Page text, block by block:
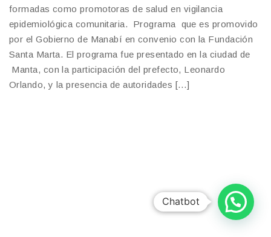
formadas como promotoras de salud en vigilancia
epidemiológica comunitaria. Programa que es promovido
por el Gobierno de Manabí en convenio con la Fundación
Santa Marta. El programa fue presentado en la ciudad de
Manta, con la participación del prefecto, Leonardo
Orlando, y la presencia de autoridades […]
Chatbot